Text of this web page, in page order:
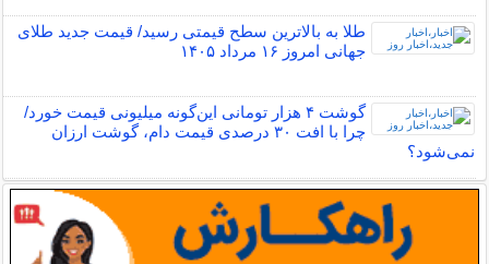
طلا به بالاترین سطح قیمتی رسید/ قیمت جدید طلای
جهانی امروز ۱۶ مرداد ۱۴۰۵
گوشت ۴ هزار تومانی این‌گونه میلیونی قیمت خورد/
چرا با افت ۳۰ درصدی قیمت دام، گوشت ارزان
نمی‌شود؟